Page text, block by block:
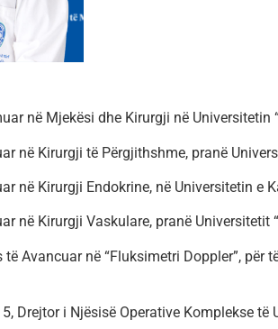
në Mjekësi dhe Kirurgji në
në Kirurgji të Përgjithshme, pranë
në Kirurgji Endokrine, në Universitetin e
në Kirurgji Vaskulare, pranë
të Avancuar në “Fluksimetri Doppler”,
Drejtor i Njësisë Operative Komplekse